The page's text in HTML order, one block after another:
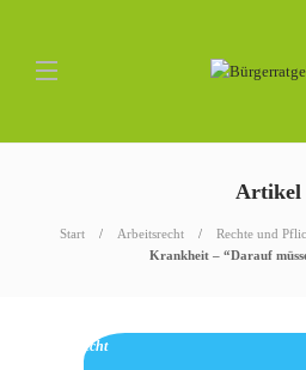
Artikel
Start Arbeitsrecht
Rechte und
Krankheit – “Darauf
Arbeitsrecht